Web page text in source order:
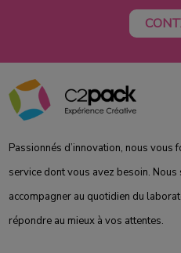
Passionnés d’innovation, nous
service dont vous avez besoin.
accompagner au quotidien du
répondre au mieux à vos attentes.